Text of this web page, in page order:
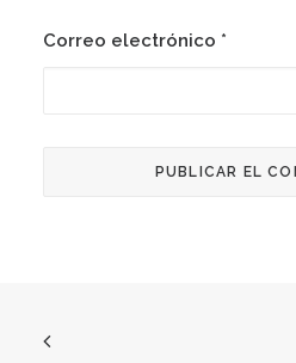
Correo electrónico *